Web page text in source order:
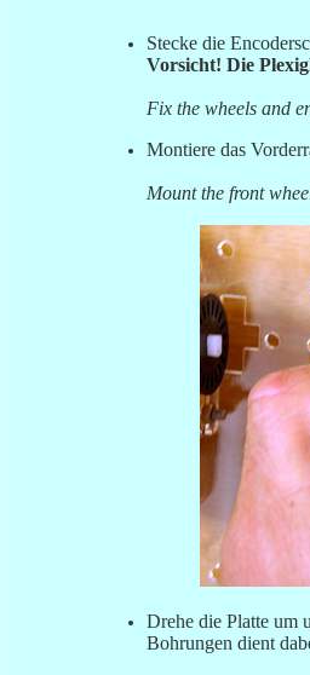
Stecke die
Vorsicht! Die
Fix the wheels and
Montiere das
Mount the front
Drehe die Platte um
Bohrungen dient